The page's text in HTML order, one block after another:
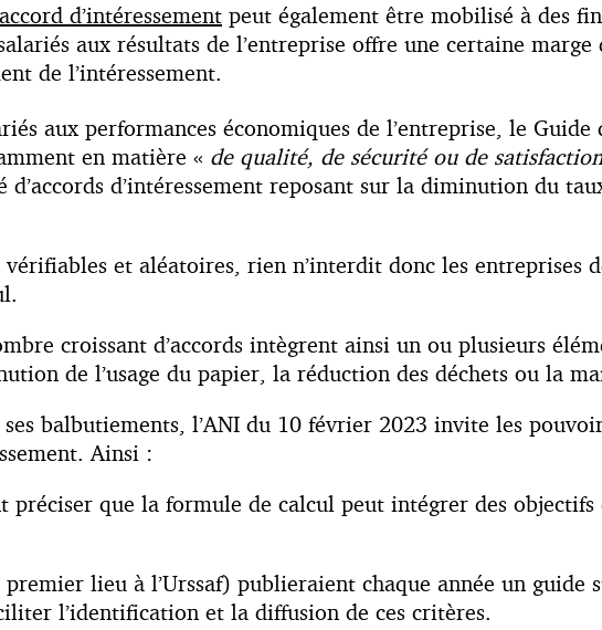
d’intéressement peut également être mobilisé à des
aux résultats de l’entreprise offre une certaine
de l’intéressement.
aux performances économiques de l’entreprise, le Guide
en matière « de qualité, de sécurité ou de
d’intéressement reposant sur la diminution du
et aléatoires, rien n’interdit donc les entreprises
croissant d’accords intègrent ainsi un ou plusieurs
de l’usage du papier, la réduction des déchets ou la
balbutiements, l’ANI du 10 février 2023 invite les
Ainsi :
que la formule de calcul peut intégrer des
lieu à l’Urssaf) publieraient chaque année un guide
l’identification et la diffusion de ces critères.